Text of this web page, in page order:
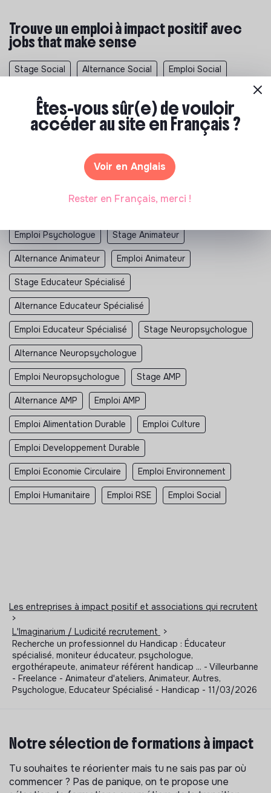
Trouve un emploi à impact positif avec
jobs that make sense
Stage Social Alternance Social Emploi Social
Emploi Animation Stage Santé Alternance Santé
Stage Événements
Emploi Psychologue Stage Animateur
Alternance Animateur Emploi Animateur
Stage Educateur Spécialisé
Alternance Educateur Spécialisé
Emploi Educateur Spécialisé Stage Neuropsychologue
Alternance Neuropsychologue
Emploi Neuropsychologue Stage AMP
Alternance AMP Emploi AMP
Emploi Alimentation Durable Emploi Culture
Emploi Developpement Durable
Emploi Economie Circulaire Emploi Environnement
Emploi Humanitaire Emploi RSE Emploi Social
Les entreprises à impact positif et associations qui recrutent
>
L'Imaginarium / Ludicité recrutement
>
Recherche un professionnel du Handicap : Éducateur
spécialisé, moniteur éducateur, psychologue,
ergothérapeute, animateur référent handicap ... - Villeurbanne
- Freelance - Animateur d'ateliers, Animateur, Autres,
Psychologue, Educateur Spécialisé - Handicap - 11/03/2026
Notre sélection de formations à impact
Tu souhaites te réorienter mais tu ne sais pas par où
commencer ? Pas de panique, on te propose une
Êtes-vous sûr(e) de vouloir
accéder au site en Français ?
Voir en Anglais
Rester en Français, merci !